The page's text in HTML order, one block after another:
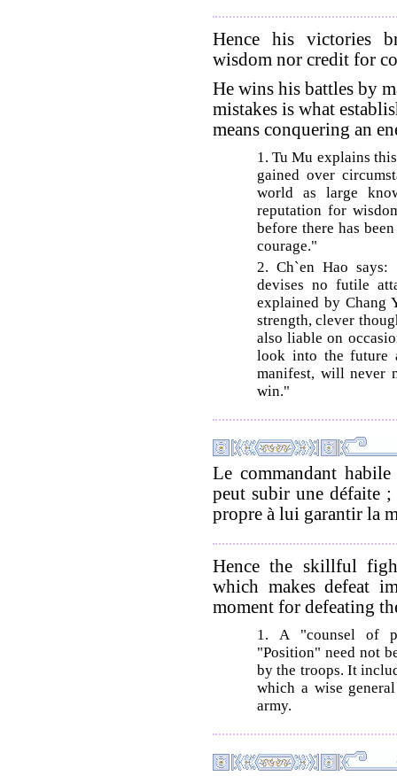
Hence his victories
wisdom nor credit for
He wins his battles by
mistakes is what
means conquering an
1. Tu Mu explains
gained over
world as large
reputation for
before there has
courage."
2. Ch`en Hao says:
devises no futile
explained by Chang
strength, clever
also liable on
look into the future
manifest, will never
win."
Le commandant
peut subir une défaite ;
propre à lui garantir la
Hence the skillful
which makes defeat
moment for defeating
1. A "counsel of
"Position" need not
by the troops. It
which a wise
army.